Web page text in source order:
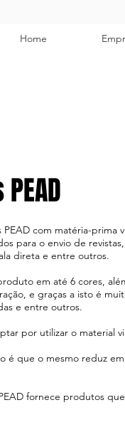
Home
com matéria-prima
para o envio de
direta e entre outros.
em até 6 cores,
e graças a isto é
e entre outros.
por utilizar o
é que o mesmo reduz
fornece produtos